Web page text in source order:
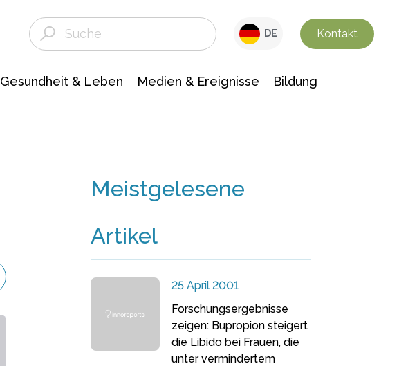
DE Kontakt
Gesundheit & Leben Medien & Ereignisse Bildung
Meistgelesene
Artikel
25 April 2001
Forschungsergebnisse
zeigen: Bupropion steigert
die Libido bei Frauen, die
unter vermindertem